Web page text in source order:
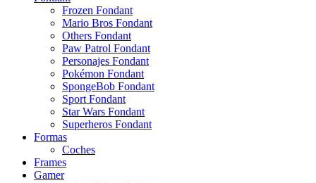
Frozen Fondant
Mario Bros Fondant
Others Fondant
Paw Patrol Fondant
Personajes Fondant
Pokémon Fondant
SpongeBob Fondant
Sport Fondant
Star Wars Fondant
Superheros Fondant
Formas
Coches
Frames
Gamer